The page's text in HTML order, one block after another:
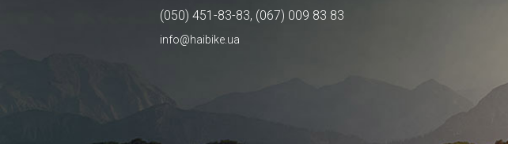
(050) 451-83-83, (067) 009 83 83
info@haibike.ua